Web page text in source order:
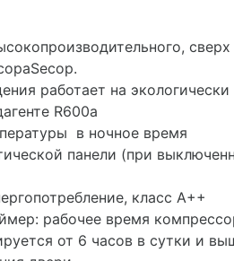
сверх
работает на экологически
R600a
в ночное время
панели (при
класс A++
рабочее время
от 6 часов в сутки и